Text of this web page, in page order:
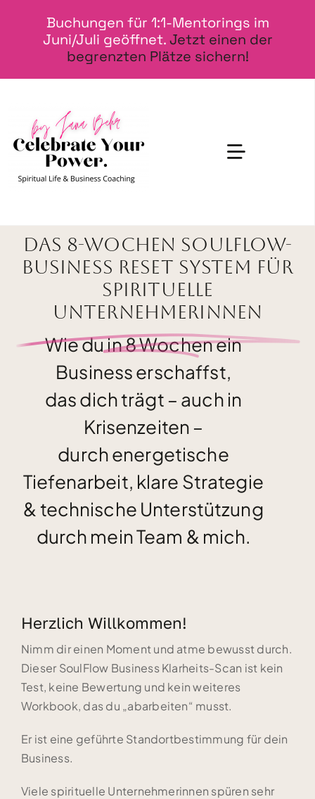
springen
Buchungen für 1:1-Mentorings im
Juni/Juli geöffnet. Jetzt einen der
begrenzten Plätze sichern!
Toggle
Über Mich
Kundenstimmen
Bücher
Free Inspiration
Kontakt
DAS 8-WOCHEN SOULFLOW-
BUSINESS RESET SYSTEM FÜR
SPIRITUELLE
UNTERNEHMERINNEN
Wie du in 8 Wochen ein
Business erschaffst,
das dich trägt – auch in
Krisenzeiten –
durch energetische
Tiefenarbeit, klare Strategie
& technische Unterstützung
durch mein Team & mich.
Herzlich Willkommen!
Nimm dir einen Moment und atme bewusst durch.
Dieser SoulFlow Business Klarheits-Scan ist kein
Test, keine Bewertung und kein weiteres
Workbook, das du „abarbeiten“ musst.
Er ist eine geführte Standortbestimmung für dein
Business.
Viele spirituelle Unternehmerinnen spüren sehr